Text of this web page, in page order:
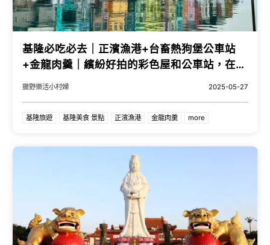
基隆必吃必去｜正濱漁港+台畜熱狗堡公車站
+金龍肉羹｜繽紛好拍的彩色屋和公車站，在地
撒野樂活小村婦 2025-05-27
基隆旅遊 基隆美食 景點 正濱漁港 金龍肉羹 more